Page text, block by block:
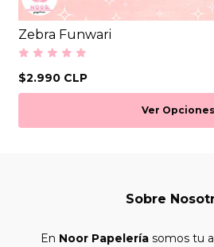
Zebra Funwari
$2.990 CLP
Ver Opciones
Sobre
En Noor Papeleríasomos tu